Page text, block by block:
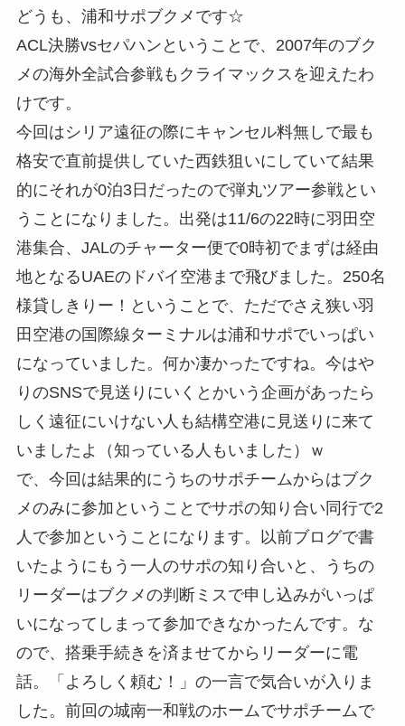
どうも、浦和サポブクメです☆
ACL決勝vsセパハンということで、2007年のブク
メの海外全試合参戦もクライマックスを迎えたわ
けです。
今回はシリア遠征の際にキャンセル料無しで最も
格安で直前提供していた西鉄狙いにしていて結果
的にそれが0泊3日だったので弾丸ツアー参戦とい
うことになりました。出発は11/6の22時に羽田空
港集合、JALのチャーター便で0時初でまずは経由
地となるUAEのドバイ空港まで飛びました。250名
様貸しきりー！ということで、ただでさえ狭い羽
田空港の国際線ターミナルは浦和サポでいっぱい
になっていました。何か凄かったですね。今はや
りのSNSで見送りにいくとかいう企画があったら
しく遠征にいけない人も結構空港に見送りに来て
いましたよ（知っている人もいました）ｗ
で、今回は結果的にうちのサポチームからはブク
メのみに参加ということでサポの知り合い同行で2
人で参加ということになります。以前ブログで書
いたようにもう一人のサポの知り合いと、うちの
リーダーはブクメの判断ミスで申し込みがいっぱ
いになってしまって参加できなかったんです。な
ので、搭乗手続きを済ませてからリーダーに電
話。「よろしく頼む！」の一言で気合いが入りま
した。前回の城南一和戦のホームでサポチームで